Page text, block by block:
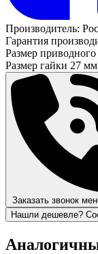
Производитель:
Гарантия
Размер приводного
Размер гайки 27 мм
Заказать звонок
Нашли дешевле?